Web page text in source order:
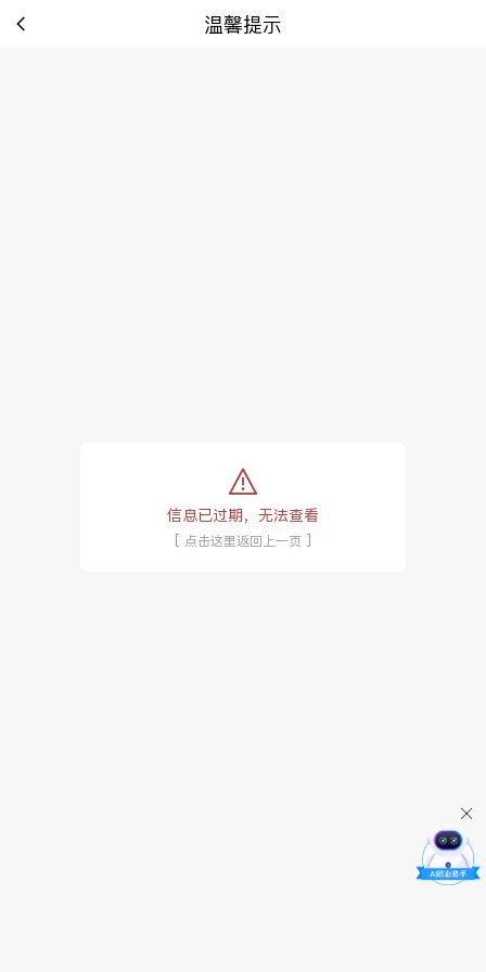
温馨提示
tip:
信息已过期，无法查看
[ 点击这里返回上一页 ]